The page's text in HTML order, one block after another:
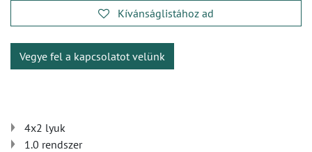
Kívánságlistához ad
Vegye fel a kapcsolatot velünk
4x2 lyuk
1.0 rendszer